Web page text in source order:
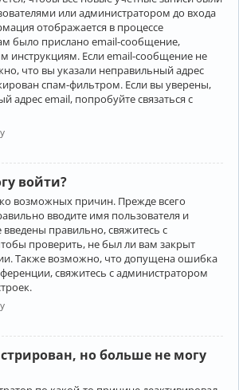
или администратором до входа
отображается в процессе
было прислано email-сообщение,
инструкциям. Если email-сообщение не
что вы указали неправильный адрес
спам-фильтром. Если вы уверены,
адрес email, попробуйте связаться с
войти?
возможных причин. Прежде всего
вводите имя пользователя и
правильно, свяжитесь с
проверить, не был ли вам закрыт
Также возможно, что допущена ошибка
свяжитесь с администратором
но больше не могу